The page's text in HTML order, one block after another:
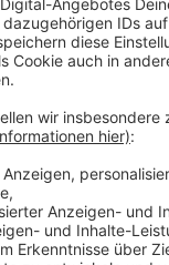
Mutation
heißt
Februar (2021)
der von der Stadt
überprüft.